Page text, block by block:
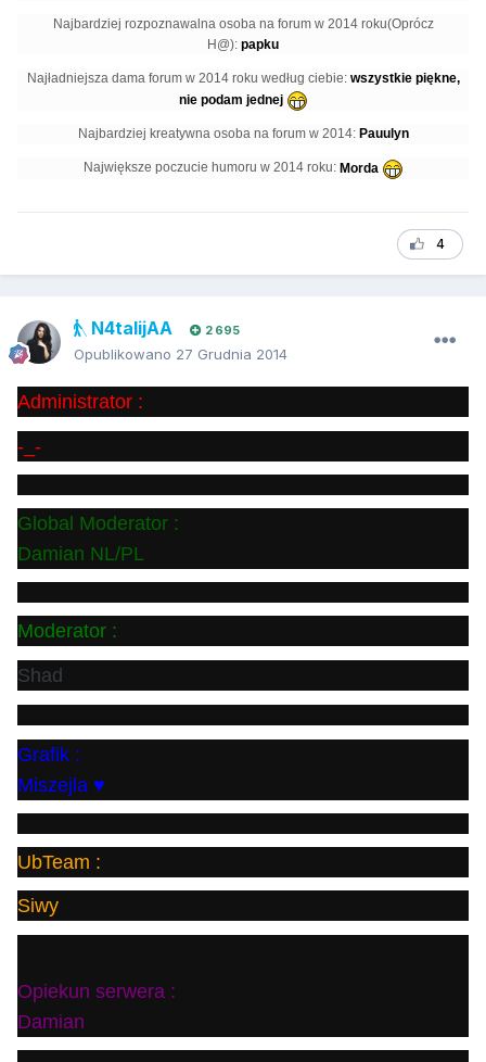
Najbardziej rozpoznawalna osoba na forum w 2014 roku(Oprócz
H@): papku
Najładniejsza dama forum w 2014 roku według ciebie: wszystkie piękne,
nie podam jednej
Najbardziej kreatywna osoba na forum w 2014: Pauulyn
Największe poczucie humoru w 2014 roku: Morda
4
N4talijAA 2 695
Opublikowano 27 Grudnia 2014
Administrator :
-_-
Global Moderator :
Damian NL/PL
Moderator :
Shad
Grafik :
Miszejla ♥
UbTeam :
Siwy
Opiekun serwera :
Damian